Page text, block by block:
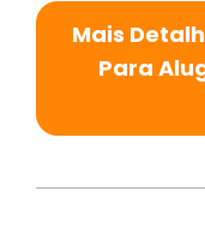
Mais
Para